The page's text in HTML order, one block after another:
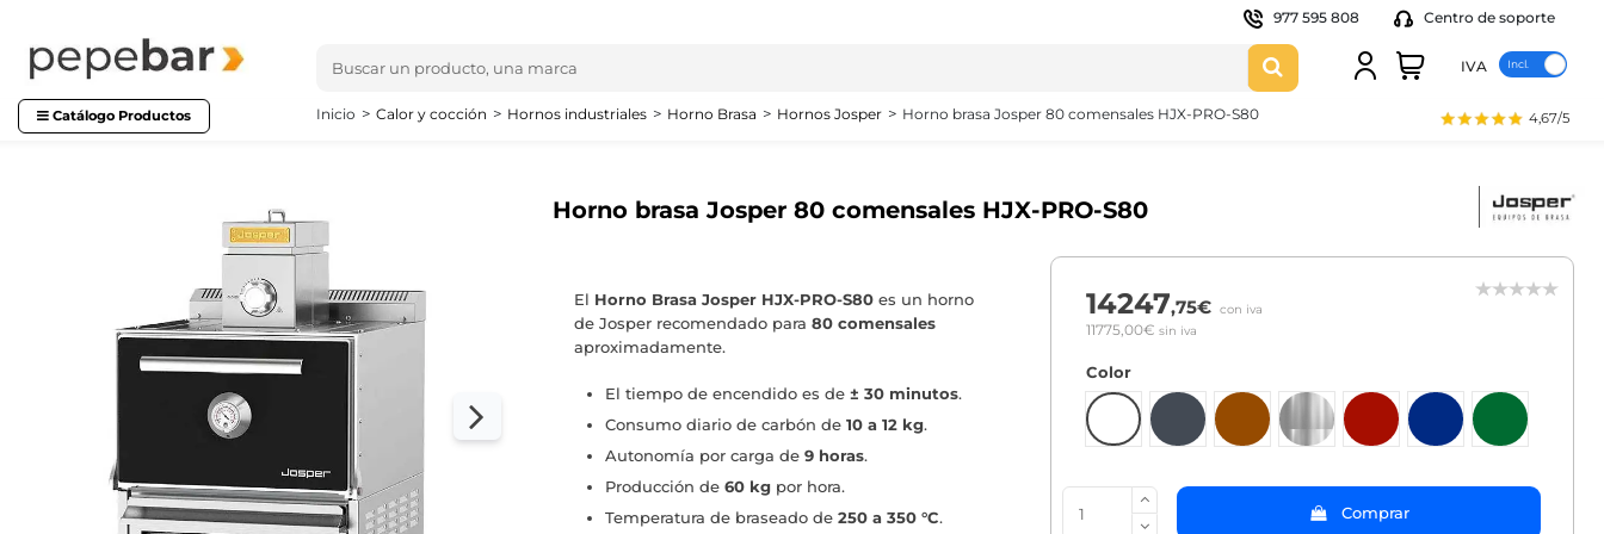
977 595 808 Centro de soporte
IVA
Catálogo Productos 4,67/5
Inicio Calor y cocción Hornos industriales Horno Brasa Hornos Josper Horno brasa Josper 80 comensales HJX-PRO-S80
Horno brasa Josper 80 comensales HJX-PRO-S80
El Horno Brasa Josper HJX-PRO-S80es un horno
de Josper recomendado para 80 comensales
aproximadamente.
El tiempo de encendido es de ± 30 minutos.
Consumo diario de carbón de10 a 12 kg.
Autonomía por carga de9 horas.
Producción de 60 kgpor hora.
Temperatura de braseado de 250 a 350 °C.
14247,75€ con iva
11775,00€ sin iva
Color
Blanco
Negro Marrón Inox Burdeos Azul Verde
Comprar